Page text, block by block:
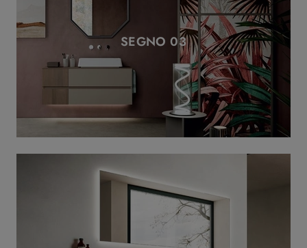
SEGNO 03